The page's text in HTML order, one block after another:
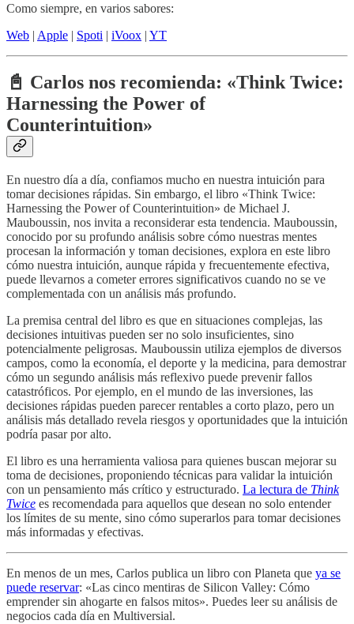
Como siempre, en varios sabores:
Web | Apple | Spoti | iVoox | YT
📓 Carlos nos recomienda: «Think Twice:
Harnessing the Power of
Counterintuition»
En nuestro día a día, confiamos mucho en nuestra intuición para
tomar decisiones rápidas. Sin embargo, el libro «Think Twice:
Harnessing the Power of Counterintuition» de Michael J.
Mauboussin, nos invita a reconsiderar esta tendencia. Mauboussin,
conocido por su profundo análisis sobre cómo nuestras mentes
procesan la información y toman decisiones, explora en este libro
cómo nuestra intuición, aunque rápida y frecuentemente efectiva,
puede llevarnos a cometer errores significativos cuando no se ve
complementada con un análisis más profundo.
La premisa central del libro es que en situaciones complejas, las
decisiones intuitivas pueden ser no solo insuficientes, sino
potencialmente peligrosas. Mauboussin utiliza ejemplos de diversos
campos, como la economía, el deporte y la medicina, para demostrar
cómo un segundo análisis más reflexivo puede prevenir fallos
catastróficos. Por ejemplo, en el mundo de las inversiones, las
decisiones rápidas pueden parecer rentables a corto plazo, pero un
análisis más detallado revela riesgos y oportunidades que la intuición
podría pasar por alto.
El libro es una herramienta valiosa para quienes buscan mejorar su
toma de decisiones, proponiendo técnicas para validar la intuición
con un pensamiento más crítico y estructurado. La lectura de Think
Twice es recomendada para aquellos que desean no solo entender
los límites de su mente, sino cómo superarlos para tomar decisiones
más informadas y efectivas.
En menos de un mes, Carlos publica un libro con Planeta que ya se
puede reservar: «Las cinco mentiras de Silicon Valley: Cómo
emprender sin ahogarte en falsos mitos». Puedes leer su análisis de
negocios cada día en Multiversial.